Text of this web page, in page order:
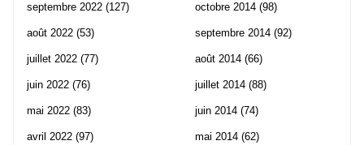
septembre 2022 (127)
août 2022 (53)
juillet 2022 (77)
juin 2022 (76)
mai 2022 (83)
avril 2022 (97)
octobre 2014 (98)
septembre 2014 (92)
août 2014 (66)
juillet 2014 (88)
juin 2014 (74)
mai 2014 (62)